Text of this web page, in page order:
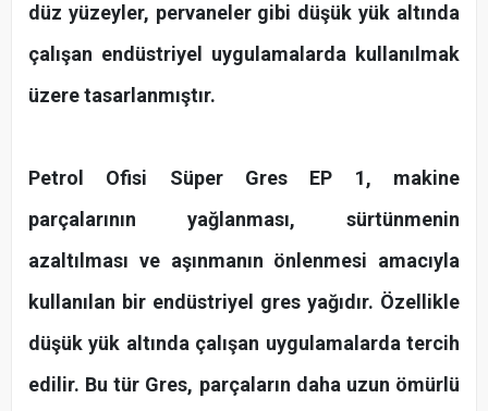
düz yüzeyler, pervaneler gibi düşük yük altında
çalışan endüstriyel uygulamalarda kullanılmak
üzere tasarlanmıştır.
Petrol Ofisi Süper Gres EP 1, makine
parçalarının yağlanması, sürtünmenin
azaltılması ve aşınmanın önlenmesi amacıyla
kullanılan bir endüstriyel gres yağıdır. Özellikle
düşük yük altında çalışan uygulamalarda tercih
edilir. Bu tür Gres, parçaların daha uzun ömürlü